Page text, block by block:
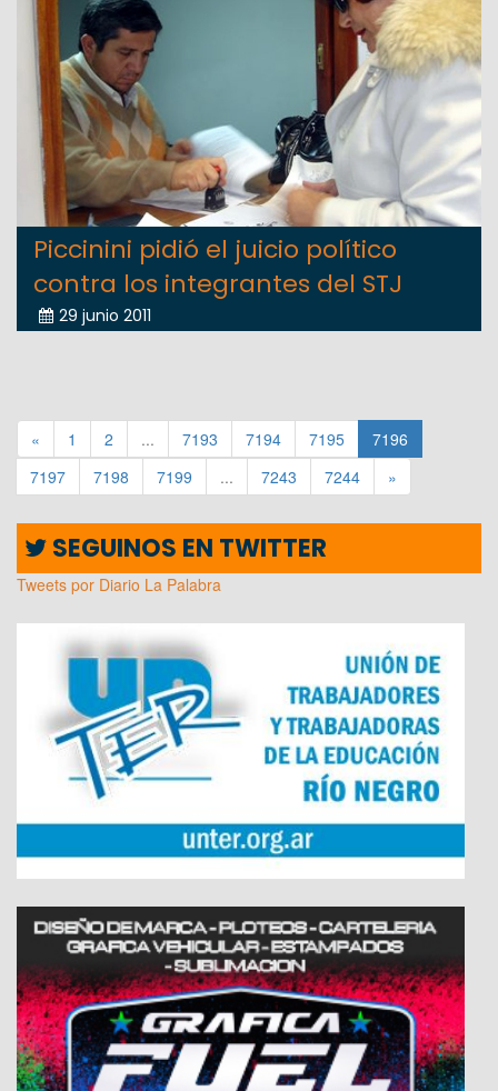
Piccinini pidió el juicio político
contra los integrantes del STJ
29 junio 2011
« 1 2 ... 7193 7194 7195
7196
7197
7198 7199 ... 7243 7244 »
SEGUINOS EN TWITTER
Tweets por Diario La Palabra